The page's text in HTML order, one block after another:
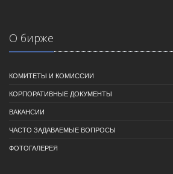
О бирже
КОМИТЕТЫ И КОМИССИИ
КОРПОРАТИВНЫЕ ДОКУМЕНТЫ
ВАКАНСИИ
ЧАСТО ЗАДАВАЕМЫЕ ВОПРОСЫ
ФОТОГАЛЕРЕЯ